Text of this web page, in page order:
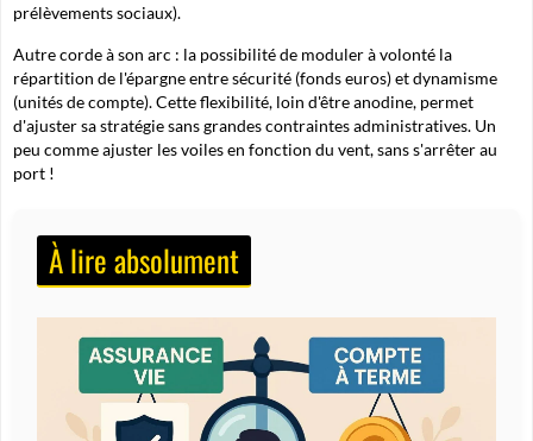
prélèvements sociaux).
Autre corde à son arc : la possibilité de moduler à volonté la
répartition de l'épargne entre sécurité (fonds euros) et dynamisme
(unités de compte). Cette flexibilité, loin d'être anodine, permet
d'ajuster sa stratégie sans grandes contraintes administratives. Un
peu comme ajuster les voiles en fonction du vent, sans s'arrêter au
port !
À lire absolument